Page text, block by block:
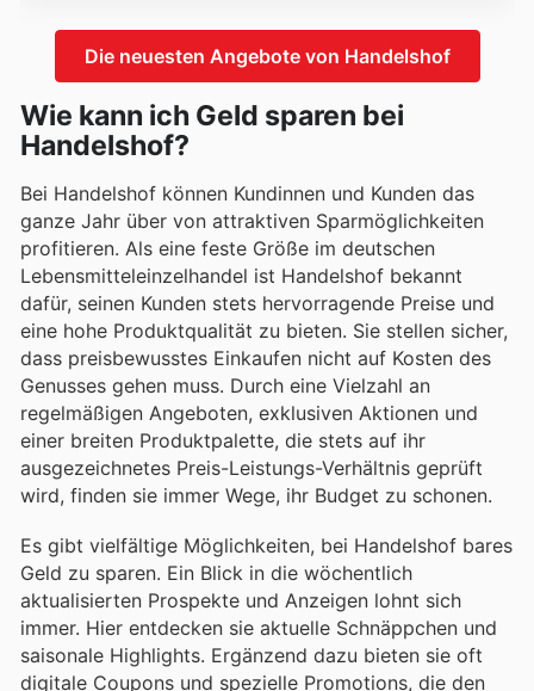
Die neuesten Angebote von Handelshof
Wie kann ich Geld sparen bei
Handelshof?
Bei Handelshof können Kundinnen und Kunden das
ganze Jahr über von attraktiven Sparmöglichkeiten
profitieren. Als eine feste Größe im deutschen
Lebensmitteleinzelhandel ist Handelshof bekannt
dafür, seinen Kunden stets hervorragende Preise und
eine hohe Produktqualität zu bieten. Sie stellen sicher,
dass preisbewusstes Einkaufen nicht auf Kosten des
Genusses gehen muss. Durch eine Vielzahl an
regelmäßigen Angeboten, exklusiven Aktionen und
einer breiten Produktpalette, die stets auf ihr
ausgezeichnetes Preis-Leistungs-Verhältnis geprüft
wird, finden sie immer Wege, ihr Budget zu schonen.
Es gibt vielfältige Möglichkeiten, bei Handelshof bares
Geld zu sparen. Ein Blick in die wöchentlich
aktualisierten Prospekte und Anzeigen lohnt sich
immer. Hier entdecken sie aktuelle Schnäppchen und
saisonale Highlights. Ergänzend dazu bieten sie oft
digitale Coupons und spezielle Promotions, die den